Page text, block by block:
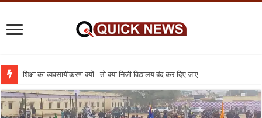
शिक्षा का व्यवसायीकरण क्यों : तो क्या निजी विद्यालय बंद कर दिए जाए